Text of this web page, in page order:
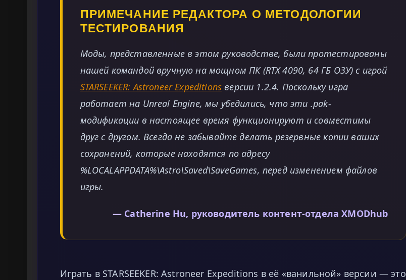
ПРИМЕЧАНИЕ РЕДАКТОРА О МЕТОДОЛОГИИ
ТЕСТИРОВАНИЯ
Моды, представленные в этом руководстве, были протестированы
нашей командой вручную на мощном ПК (RTX 4090, 64 ГБ ОЗУ) с игрой
STARSEEKER: Astroneer Expeditions версии 1.2.4. Поскольку игра
работает на Unreal Engine, мы убедились, что эти .pak-
модификации в настоящее время функционируют и совместимы
друг с другом. Всегда не забывайте делать резервные копии ваших
сохранений, которые находятся по адресу
%LOCALAPPDATA%\Astro\Saved\SaveGames, перед изменением файлов
игры.
— Catherine Hu, руководитель контент-отдела XMODhub
Играть в STARSEEKER: Astroneer Expeditions в её «ванильной» версии — это